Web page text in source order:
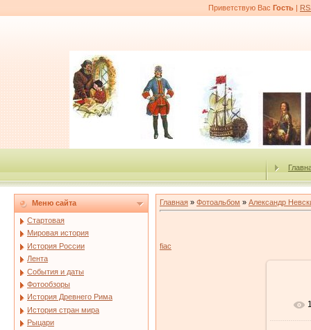
Приветствую Вас Гость |
Меню сайта
Стартовая
Мировая история
История России
Лента
События и даты
Фотообзоры
История Древнего Рима
История стран мира
Рыцари
Главная » Фотоальбом » Александр
fiac